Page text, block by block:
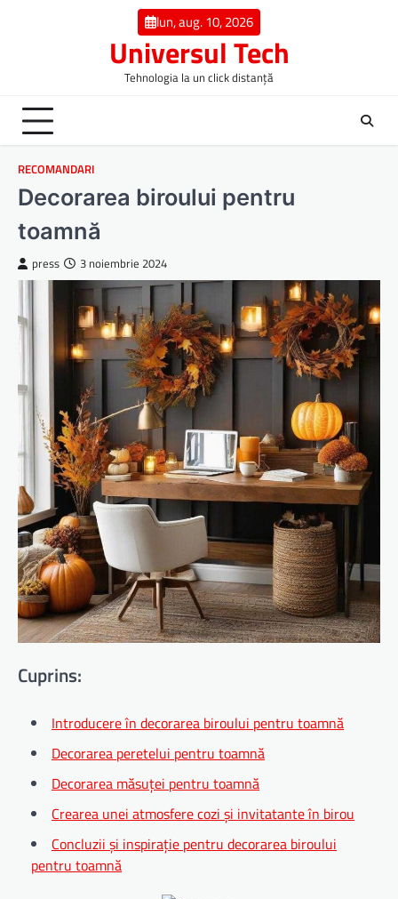
lun, aug. 10, 2026
Universul Tech
Tehnologia la un click distanță
RECOMANDARI
Decorarea biroului pentru
toamnă
press 3 noiembrie 2024
Cuprins:
Introducere în decorarea biroului pentru toamnă
Decorarea peretelui pentru toamnă
Decorarea măsuței pentru toamnă
Crearea unei atmosfere cozi și invitatante în birou
Concluzii și inspirație pentru decorarea biroului
pentru toamnă